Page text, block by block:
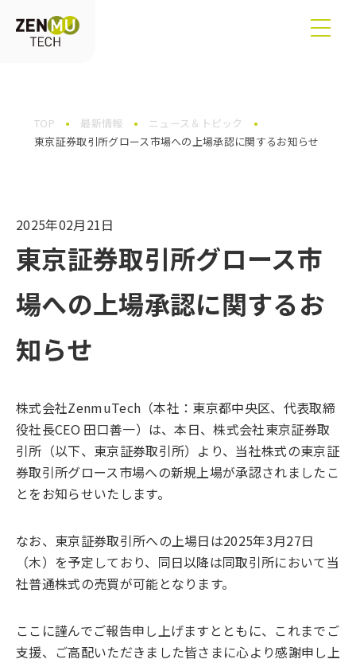
TOP 最新情報
ニュース＆トピック
東京証券取引所グロース市場への上場承認に関するお知らせ
2025年02月21日
東京証券取引所グロース市
場への上場承認に関するお
知らせ
株式会社ZenmuTech（本社：東京都中央区、代表取締
役社長CEO 田口善一）は、本日、株式会社東京証券取
引所（以下、東京証券取引所）より、当社株式の東京証
券取引所グロース市場への新規上場が承認されましたこ
とをお知らせいたします。
なお、東京証券取引所への上場日は2025年3月27日
（木）を予定しており、同日以降は同取引所において当
社普通株式の売買が可能となります。
ここに謹んでご報告申し上げますとともに、これまでご
支援、ご高配いただきました皆さまに心より感謝申し上